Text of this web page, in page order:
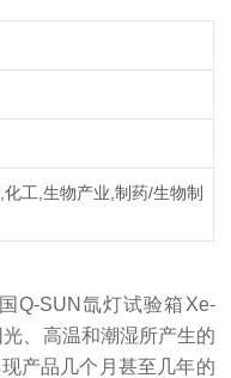
工,生物产业,制药/生物制
Q-SUN氙灯试验箱Xe-
、高温和潮湿所产生的
产品几个月甚至几年的